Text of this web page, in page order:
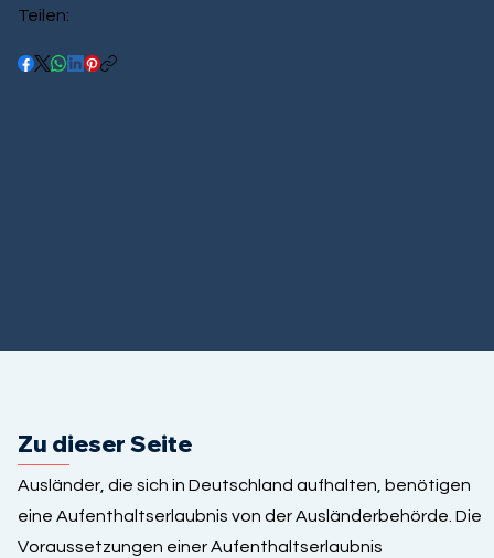
Teilen:
Zu dieser Seite
Ausländer, die sich in Deutschland aufhalten, benötigen
eine Aufenthaltserlaubnis von der Ausländerbehörde. Die
Voraussetzungen einer Aufenthaltserlaubnis